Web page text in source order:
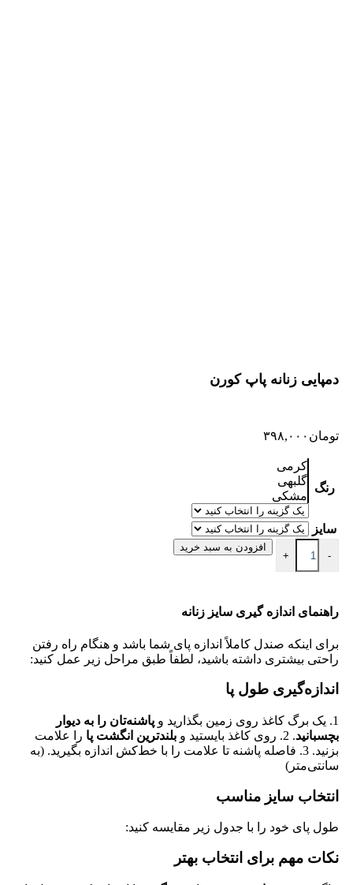
دمپایی زنانه پاپ کورن
تومان ۳۹۸,۰۰۰
رنگ
کرمی
گلبهی
مشکی
سایز
-
+
افزودن به سبد خرید
راهنمای اندازه گیری سایز زنانه
برای اینکه صندل کاملاً اندازه پای شما باشد و هنگام راه رفتن
راحتی بیشتری داشته باشید، لطفاً طبق مراحل زیر عمل کنید:
اندازه‌گیری طول پا
1. یک برگ کاغذ روی زمین بگذارید و
پاشنه‌تان را به دیوار
بچسبانید. 2. روی کاغذ بایستید و بلندترین انگشت پا را علامت
بزنید. 3. فاصله پاشنه تا علامت را با خط‌کش اندازه بگیرید. (به
سانتی‌متر)
انتخاب سایز مناسب
طول پای خود را با جدول زیر مقایسه کنید:
نکات مهم برای انتخاب بهتر